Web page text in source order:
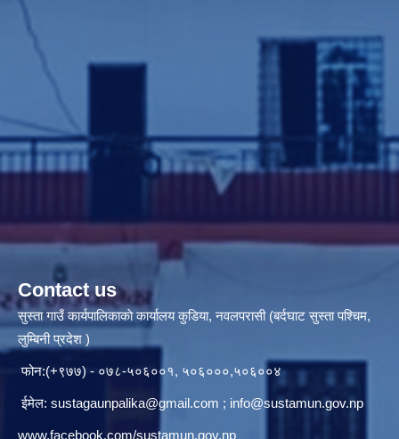
Contact us
सुस्ता गाउँ कार्यपालिकाकाे कार्यालय कुडिया, नवलपरासी (बर्दघाट सुस्ता पश्चिम,
लुम्बिनी प्रदेश )
फोन:(+९७७) - ०७८-५०६००१, ५०६०००,५०६००४
ईमेल: sustagaunpalika@gmail.com ; info@sustamun.gov.np
www.facebook.com/sustamun.gov.np